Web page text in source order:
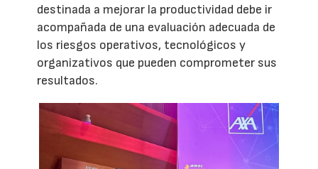
destinada a mejorar la productividad debe ir
acompañada de una evaluación adecuada de
los riesgos operativos, tecnológicos y
organizativos que pueden comprometer sus
resultados.